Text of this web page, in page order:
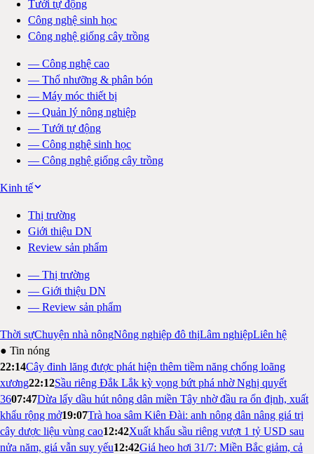
Tưới tự động
Công nghệ sinh học
Công nghệ giống cây trồng
— Công nghệ cao
— Thổ nhưỡng & phân bón
— Máy móc thiết bị
— Quản lý nông nghiệp
— Tưới tự động
— Công nghệ sinh học
— Công nghệ giống cây trồng
Kinh tế
Thị trường
Giới thiệu DN
Review sản phẩm
— Thị trường
— Giới thiệu DN
— Review sản phẩm
Thời sựChuyện nhà nôngNông nghiệp đô thịLâm nghiệpLiên hệ
● Tin nóng
22:14Cây đinh lăng được phát hiện thêm tiềm năng chống loãng
xương22:12Sầu riêng Đắk Lắk kỳ vọng bứt phá nhờ Nghị quyết
3607:47Dừa lấy dầu hút nông dân miền Tây nhờ đầu ra ổn định, xuất
khẩu rộng mở19:07Trà hoa sâm Kiên Đài: anh nông dân nâng giá trị
cây dược liệu vùng cao12:42Xuất khẩu sầu riêng vượt 1 tỷ USD sau
nửa năm, giá vẫn suy yếu12:42Giá heo hơi 31/7: Miền Bắc giảm, cả